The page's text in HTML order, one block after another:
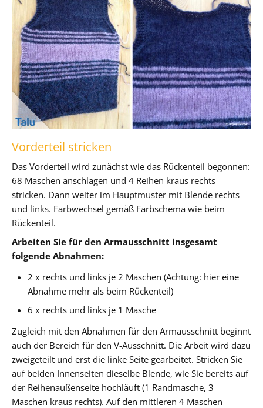
Vorderteil stricken
Das Vorderteil wird zunächst wie das Rückenteil begonnen:
68 Maschen anschlagen und 4 Reihen kraus rechts
stricken. Dann weiter im Hauptmuster mit Blende rechts
und links. Farbwechsel gemäß Farbschema wie beim
Rückenteil.
Arbeiten Sie für den Armausschnitt insgesamt
folgende Abnahmen:
2 x rechts und links je 2 Maschen (Achtung: hier eine
Abnahme mehr als beim Rückenteil)
6 x rechts und links je 1 Masche
Zugleich mit den Abnahmen für den Armausschnitt beginnt
auch der Bereich für den V-Ausschnitt. Die Arbeit wird dazu
zweigeteilt und erst die linke Seite gearbeitet. Stricken Sie
auf beiden Innenseiten dieselbe Blende, wie Sie bereits auf
der Reihenaußenseite hochläuft (1 Randmasche, 3
Maschen kraus rechts). Auf den mittleren 4 Maschen